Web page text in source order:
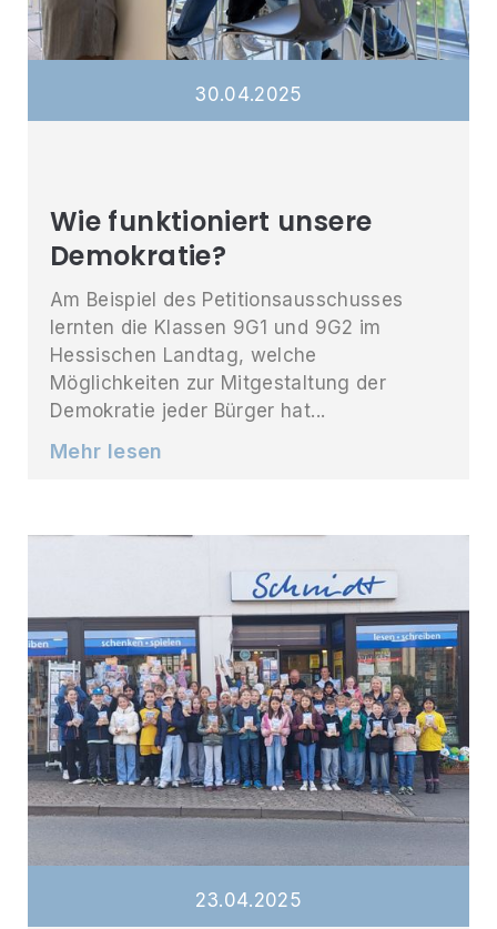
30.04.2025
Wie funktioniert unsere
Demokratie?
Am Beispiel des Petitionsausschusses
lernten die Klassen 9G1 und 9G2 im
Hessischen Landtag, welche
Möglichkeiten zur Mitgestaltung der
Demokratie jeder Bürger hat...
Mehr lesen
23.04.2025